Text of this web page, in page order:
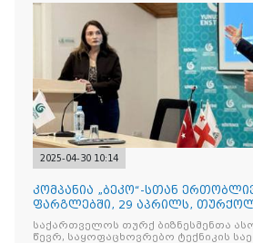
2025-04-30 10:14
კომპანია „ბეკო“-სთან
ფარგლებში, 29 აპრილს,
მიმართულებისა და თბილისის
საქართველოს თურქ ბიზნესმენთა
წევრ, საყოფაცხოვრებო ტექნიკის